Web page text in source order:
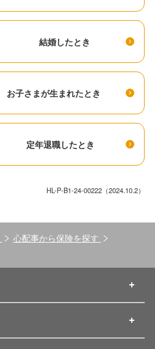
結婚したとき
お子さまが生まれたとき
定年退職したとき
HL-P-B1-24-00222（2024.10.2）
心配事から保険を探す